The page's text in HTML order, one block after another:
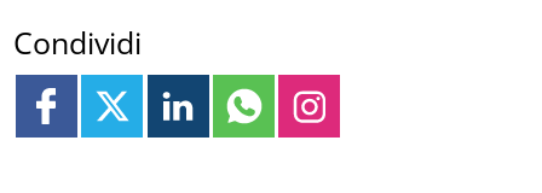
Condividi